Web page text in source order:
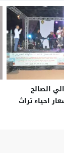
الصالح
احياء تراث